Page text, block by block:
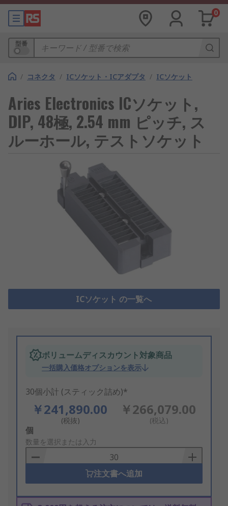
0
型番
/ コネクタ / ICソケット・ICアダプタ / ICソケット
Aries Electronics ICソケット,
DIP, 48極, 2.54 mm ピッチ, ス
ルーホール, テストソケット
ICソケット の一覧へ
ボリュームディスカウント対象商品
一括購入価格オプションを表示
30個小計 (スティック詰め)*
￥241,890.00
(税抜)
￥266,079.00
(税込)
Add
to
Basket
個
数量を選択または入力
注文書へ追加